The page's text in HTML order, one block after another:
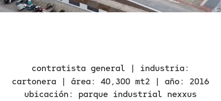
contratista general | industria:
cartonera | área: 40,300 mt2 | año: 2016
ubicación: parque industrial nexxus